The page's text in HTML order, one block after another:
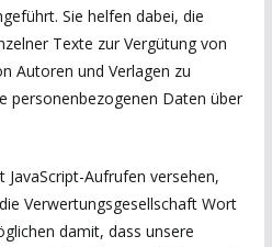
Sie helfen dabei, die
Texte zur Vergütung von
Autoren und Verlagen zu
personenbezogenen Daten über
JavaScript-Aufrufen versehen,
Verwertungsgesellschaft Wort
damit, dass unsere